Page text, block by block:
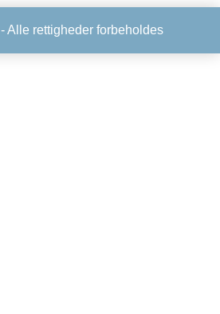
- Alle rettigheder forbeholdes